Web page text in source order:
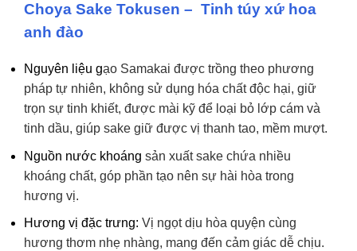
Choya Sake Tokusen – Tinh túy xứ hoa
anh đào
Nguyên liệu gạo Samakai được trồng theo phương
pháp tự nhiên, không sử dụng hóa chất độc hại, giữ
trọn sự tinh khiết, được mài kỹ để loại bỏ lớp cám và
tinh dầu, giúp sake giữ được vị thanh tao, mềm mượt.
Nguồn nước khoáng sản xuất sake chứa nhiều
khoáng chất, góp phần tạo nên sự hài hòa trong
hương vị.
Hương vị đặc trưng: Vị ngọt dịu hòa quyện cùng
hương thơm nhẹ nhàng, mang đến cảm giác dễ chịu.